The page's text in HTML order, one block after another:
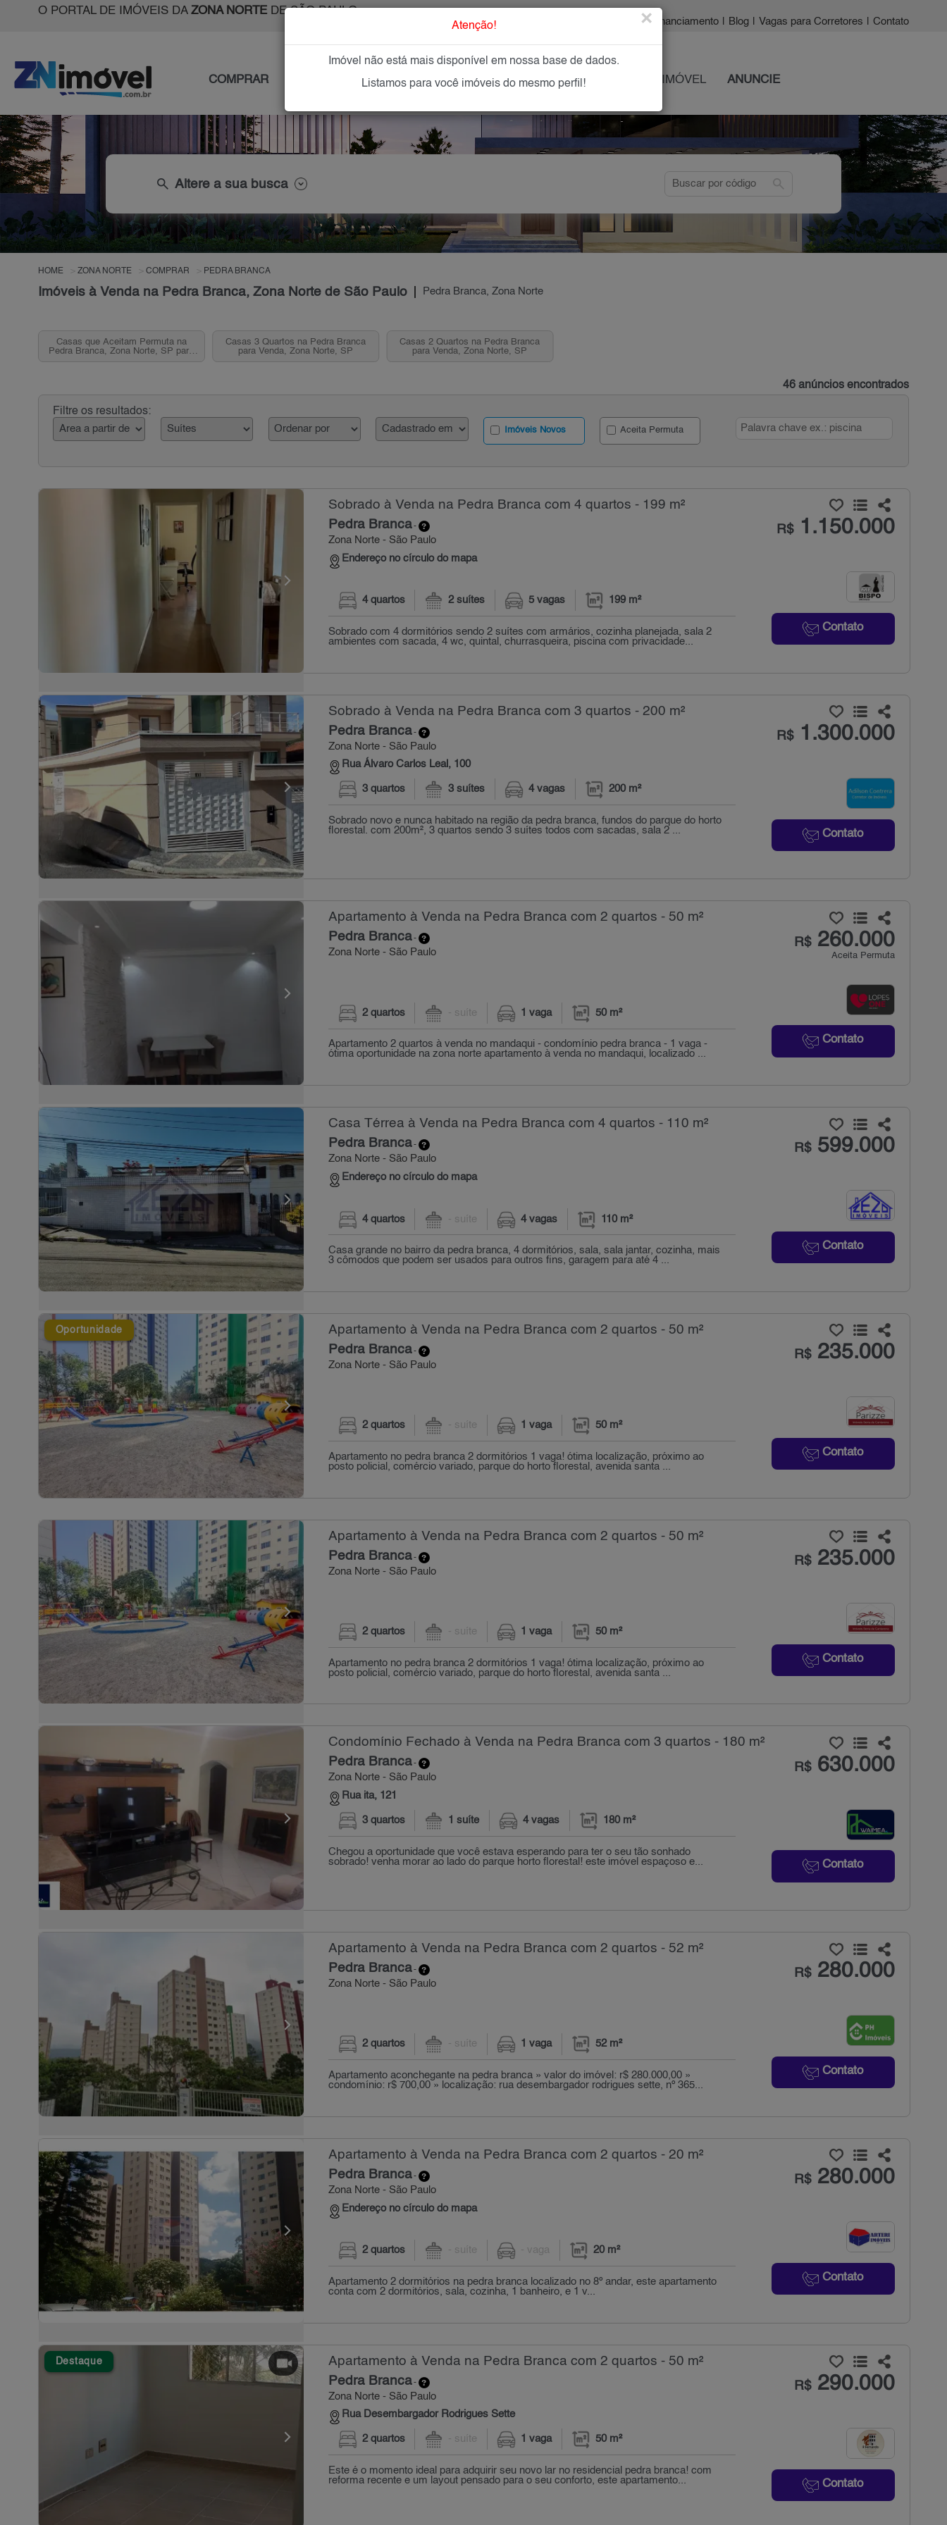
O PORTAL DE IMÓVEIS DA ZONA NORTEDE SÃO PAULO
| Financiamento Blog Vagas para Corretores Contato
COMPRAR IMÓVEIS NOVOS IMOBILIÁRIAS OFEREÇA SEU IMÓVEL ANUNCIE
search Altere a sua busca search
HOME ZONA NORTE COMPRAR PEDRA BRANCA
Imóveis à Venda na Pedra Branca, Zona Norte de São Paulo Pedra Branca, Zona Norte
Casas que Aceitam Permuta na
Pedra Branca, Zona Norte, SP para
Casas 3 Quartos na Pedra Branca
para Venda, Zona Norte, SP
Casas 2 Quartos na Pedra Branca
para Venda, Zona Norte, SP
46 anúncios encontrados
Filtre os resultados:
Imóveis Novos Aceita Permuta
Sobrado à Venda na Pedra Branca com 4 quartos - 199 m²
Pedra Branca-
Zona Norte - São Paulo
Endereço no círculo do mapa
R$1.150.000
Contato
4 quartos 2 suítes 5 vagas 199 m²
Sobrado com 4 dormitórios sendo 2 suítes com armários, cozinha planejada, sala 2
ambientes com sacada, 4 wc, quintal, churrasqueira, piscina com privacidade...
Sobrado à Venda na Pedra Branca com 3 quartos - 200 m²
Pedra Branca-
Zona Norte - São Paulo
Rua Álvaro Carlos Leal, 100
R$1.300.000
Contato
3 quartos 3 suítes 4 vagas 200 m²
Sobrado novo e nunca habitado na região da pedra branca, fundos do parque do horto
florestal. com 200m², 3 quartos sendo 3 suítes todos com sacadas, sala 2 ...
Apartamento à Venda na Pedra Branca com 2 quartos - 50 m²
Pedra Branca-
Zona Norte - São Paulo
R$260.000
Aceita Permuta
Contato
2 quartos - suíte 1 vaga 50 m²
Apartamento 2 quartos à venda no mandaqui - condomínio pedra branca - 1 vaga -
ótima oportunidade na zona norte apartamento à venda no mandaqui, localizado ...
Casa Térrea à Venda na Pedra Branca com 4 quartos - 110 m²
Pedra Branca-
Zona Norte - São Paulo
Endereço no círculo do mapa
R$599.000
Contato
4 quartos - suíte 4 vagas 110 m²
Casa grande no bairro da pedra branca, 4 dormitórios, sala, sala jantar, cozinha, mais
3 cômodos que podem ser usados para outros fins, garagem para até 4 ...
Oportunidade Apartamento à Venda na Pedra Branca com 2 quartos - 50 m²
Pedra Branca-
Zona Norte - São Paulo
R$235.000
Contato
2 quartos - suíte 1 vaga 50 m²
Apartamento no pedra branca 2 dormitórios 1 vaga! ótima localização, próximo ao
posto policial, comércio variado, parque do horto florestal, avenida santa ...
Apartamento à Venda na Pedra Branca com 2 quartos - 50 m²
Pedra Branca-
Zona Norte - São Paulo
R$235.000
Contato
2 quartos - suíte 1 vaga 50 m²
Apartamento no pedra branca 2 dormitórios 1 vaga! ótima localização, próximo ao
posto policial, comércio variado, parque do horto florestal, avenida santa ...
Condomínio Fechado à Venda na Pedra Branca com 3 quartos - 180 m²
Pedra Branca-
Zona Norte - São Paulo
Rua ita, 121
R$630.000
Contato
3 quartos 1 suíte 4 vagas 180 m²
Chegou a oportunidade que você estava esperando para ter o seu tão sonhado
sobrado! venha morar ao lado do parque horto florestal! este imóvel espaçoso e...
Apartamento à Venda na Pedra Branca com 2 quartos - 52 m²
Pedra Branca-
Zona Norte - São Paulo
R$280.000
Contato
2 quartos - suíte 1 vaga 52 m²
Apartamento aconchegante na pedra branca » valor do imóvel: r$ 280.000,00 »
condomínio: r$ 700,00 » localização: rua desembargador rodrigues sette, nº 365...
Apartamento à Venda na Pedra Branca com 2 quartos - 20 m²
Pedra Branca-
Zona Norte - São Paulo
Endereço no círculo do mapa
R$280.000
Contato
2 quartos - suíte - vaga 20 m²
Apartamento 2 dormitórios na pedra branca localizado no 8º andar, este apartamento
conta com 2 dormitórios, sala, cozinha, 1 banheiro, e 1 v...
Destaque Apartamento à Venda na Pedra Branca com 2 quartos - 50 m²
Pedra Branca-
Zona Norte - São Paulo
Rua Desembargador Rodrigues Sette
R$290.000
Contato
2 quartos - suíte 1 vaga 50 m²
Este é o momento ideal para adquirir seu novo lar no residencial pedra branca! com
reforma recente e um layout pensado para o seu conforto, este apartamento...
Atenção! ×
Imóvel não está mais disponível em nossa base de dados.
Listamos para você imóveis do mesmo perfil!